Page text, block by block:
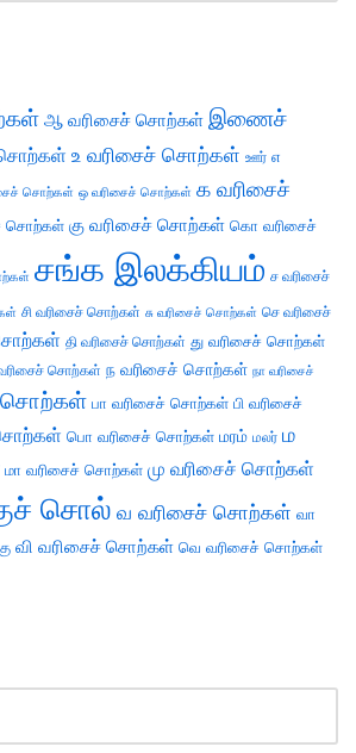
ஆ வரிசைச் சொற்கள் இணைச்
உ வரிசைச் சொற்கள் ஊர் எ
சொற்கள் ஒ வரிசைச் சொற்கள் க வரிசைச்
சொற்கள் கு வரிசைச் சொற்கள் கொ வரிசைச்
சங்க இலக்கியம் ச வரிசைச்
சி வரிசைச் சொற்கள் சு வரிசைச் சொற்கள் செ வரிசைச்
தி வரிசைச் சொற்கள் து வரிசைச் சொற்கள்
சொற்கள் ந வரிசைச் சொற்கள் நா வரிசைச்
சொற்கள் பா வரிசைச் சொற்கள் பி வரிசைச்
சொற்கள் பொ வரிசைச் சொற்கள் மரம் மலர் ம
மா வரிசைச் சொற்கள் மு வரிசைச் சொற்கள்
சொல் வ வரிசைச் சொற்கள் வா
வி வரிசைச் சொற்கள் வெ வரிசைச் சொற்கள்